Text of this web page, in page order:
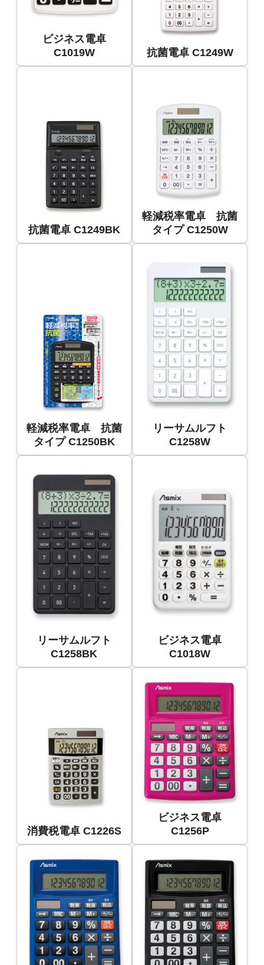
ビジネス電卓
C1019W
抗菌電卓 C1249W
抗菌電卓 C1249BK
軽減税率電卓 抗菌
タイプ C1250W
軽減税率電卓 抗菌
タイプ C1250BK
リーサムルフト
C1258W
リーサムルフト
C1258BK
ビジネス電卓
C1018W
消費税電卓 C1226S
ビジネス電卓
C1256P